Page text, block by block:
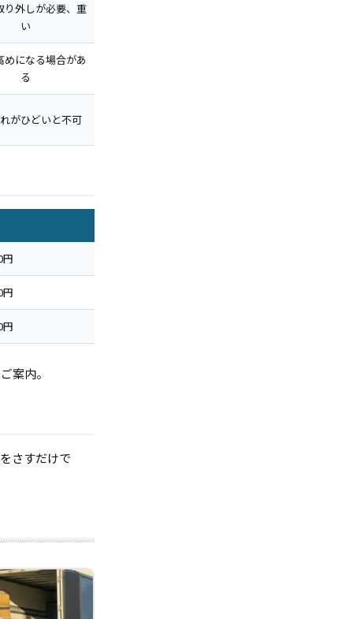
り外しが必要、重
い
めになる場合があ
る
がひどいと不可
円
円
円
案内。
さすだけで